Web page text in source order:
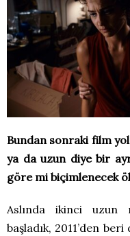
Bundan sonraki film
ya da uzun diye bir
göre mi biçimlenecek
Aslında ikinci uzun
başladık, 2011’den